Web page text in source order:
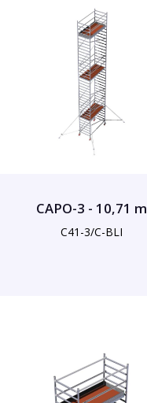
CAPO-3 - 10,71 m
C41-3/C-BLI